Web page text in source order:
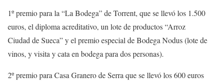
1º premio para la “La Bodega” de Torrent, que se llevó los 1.500
euros, el diploma acreditativo, un lote de productos “Arroz
Ciudad de Sueca” y el premio especial de Bodega Nodus (lote de
vinos, y visita y cata en bodega para dos personas).
2º premio para Casa Granero de Serra que se llevó los 600 euros